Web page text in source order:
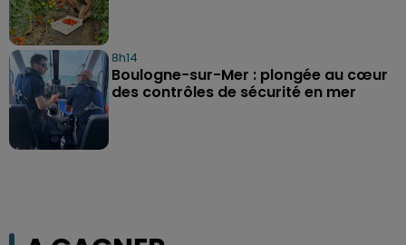
8h14
Boulogne-sur-Mer : plongée au cœur
des contrôles de sécurité en mer